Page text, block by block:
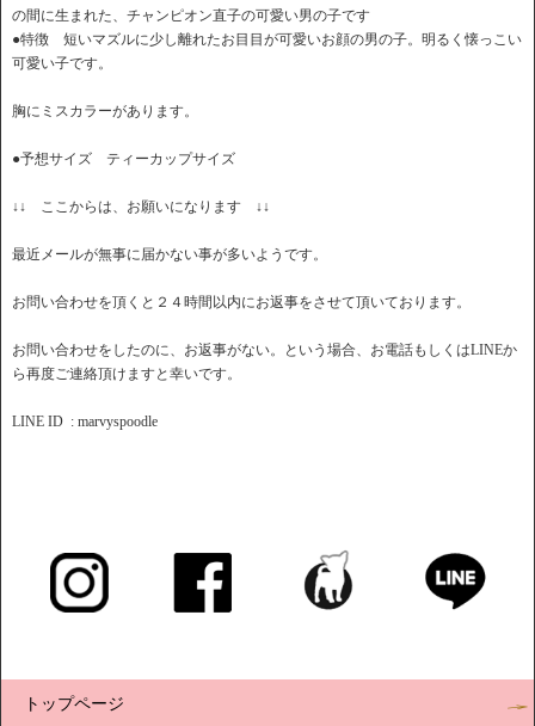
の間に生まれた、チャンピオン直子の可愛い男の子です
●特徴 短いマズルに少し離れたお目目が可愛いお顔の男の子。明るく懐っこい
可愛い子です。
胸にミスカラーがあります。
●予想サイズ ティーカップサイズ
↓↓ ここからは、お願いになります ↓↓
最近メールが無事に届かない事が多いようです。
お問い合わせを頂くと２４時間以内にお返事をさせて頂いております。
お問い合わせをしたのに、お返事がない。という場合、お電話もしくはLINEか
ら再度ご連絡頂けますと幸いです。
LINE ID : marvyspoodle
トップページ